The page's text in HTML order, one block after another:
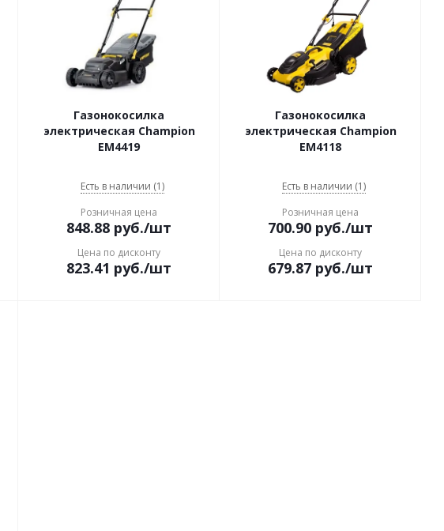
Газонокосилка
электрическая Champion
EM4419
Есть в наличии (1)
Розничная цена
848.88 руб./шт
Цена по дисконту
823.41 руб./шт
Газонокосилка
электрическая Champion
EM4118
Есть в наличии (1)
Розничная цена
700.90 руб./шт
Цена по дисконту
679.87 руб./шт